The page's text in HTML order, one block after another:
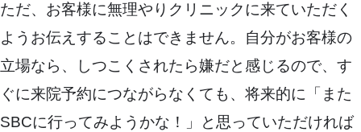
ただ、お客様に無理やりクリニックに来ていただく
ようお伝えすることはできません。自分がお客様の
立場なら、しつこくされたら嫌だと感じるので、す
ぐに来院予約につながらなくても、将来的に「また
SBCに行ってみようかな！」と思っていただければ